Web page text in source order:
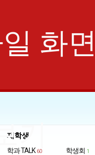
화
기
재학생
학과 TALK 60 학생회 1